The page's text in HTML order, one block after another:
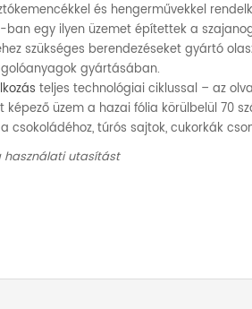
és hengerművekkel
ban egy ilyen üzemet építettek a
szükséges berendezéseket gyártó
gyártásában.
teljes technológiai ciklussal – az
képező üzem a hazai fólia körülbelül
csokoládéhoz, túrós sajtok, cukorkák
használati utasítást